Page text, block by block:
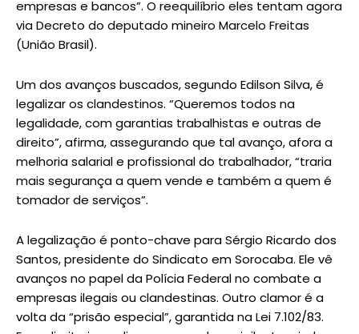
empresas e bancos”. O reequilíbrio eles tentam agora
via Decreto do deputado mineiro Marcelo Freitas
(União Brasil).
Um dos avanços buscados, segundo Edilson Silva, é
legalizar os clandestinos. “Queremos todos na
legalidade, com garantias trabalhistas e outras de
direito”, afirma, assegurando que tal avanço, afora a
melhoria salarial e profissional do trabalhador, “traria
mais segurança a quem vende e também a quem é
tomador de serviços”.
A legalização é ponto-chave para Sérgio Ricardo dos
Santos, presidente do Sindicato em Sorocaba. Ele vê
avanços no papel da Polícia Federal no combate a
empresas ilegais ou clandestinas. Outro clamor é a
volta da “prisão especial”, garantida na Lei 7.102/83.